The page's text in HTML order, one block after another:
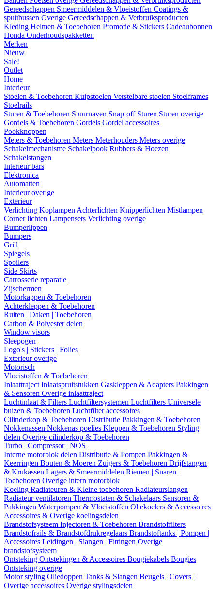
Gereedschappen Smeermiddelen & Vloeistoffen Coatings &
spuitbussen Overige Gereedschappen & Verbruiksproducten
Kleding Helmen & Toebehoren Promotie & Stickers Cadeaubonnen
Honda Onderhoudspakketten
Merken
Nieuw
Sale!
Outlet
Home
Interieur
Stoelen & Toebehoren Kuipstoelen Verstelbare stoelen Stoelframes
Stoelrails
Sturen & Toebehoren Stuurnaven Snap-off Sturen Sturen overige
Gordels & Toebehoren Gordels Gordel accessoires
Pookknoppen
Meters & Toebehoren Meters Meterhouders Meters overige
Schakelmechanisme Schakelpook Rubbers & Hoezen
Schakelstangen
Interieur bars
Elektronica
Automatten
Interieur overige
Exterieur
Verlichting Koplampen Achterlichten Knipperlichten Mistlampen
Corner lichten Lampensets Verlichting overige
Bumperlippen
Bumpers
Grill
Spiegels
Spoilers
Side Skirts
Carrosserie reparatie
Zijschermen
Motorkappen & Toebehoren
Achterkleppen & Toebehoren
Ruiten | Daken | Toebehoren
Carbon & Polyester delen
Window visors
Sleepogen
Logo's | Stickers | Folies
Exterieur overige
Motorisch
Vloeistoffen & Toebehoren
Inlaattraject Inlaatspruitstukken Gaskleppen & Adapters Pakkingen
& Sensoren Overige inlaattraject
Luchtinlaat & Filters Luchtfiltersystemen Luchtfilters Universele
buizen & Toebehoren Luchtfilter accessoires
Cilinderkop & Toebehoren Distributie Pakkingen & Toebehoren
Nokkenassen Nokkenas poelies Kleppen & Toebehoren Styling
delen Overige cilinderkop & Toebehoren
Turbo | Compressor | NOS
Interne motorblok delen Distributie & Pompen Pakkingen &
Keerringen Bouten & Moeren Zuigers & Toebehoren Drijfstangen
& Krukassen Lagers & Smeermiddelen Riemen | Snaren |
Toebehoren Overige intern motorblok
Koeling Radiateuren & Kleine toebehoren Radiateurslangen
Radiateur ventilatoren Thermostaten & Schakelaars Sensoren &
Pakkingen Waterpompen & Vloeistoffen Oliekoelers & Accessoires
Accessoires & Overige koelingsdelen
Brandstofsysteem Injectoren & Toebehoren Brandstoffilters
Brandstofrails & Brandstofdrukregelaars Brandstoftanks | Pompen |
Accessoires Leidingen | Slangen | Fittingen Overige
brandstofsysteem
Ontsteking Ontstekingen & Accessoires Bougiekabels Bougies
Ontsteking overige
Motor styling Oliedoppen Tanks & Slangen Beugels | Covers |
Overige accessoires Overige stylingsdelen